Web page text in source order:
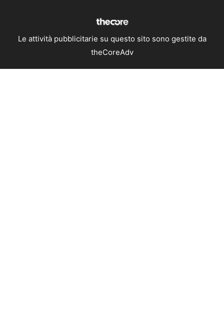
Le attività pubblicitarie su questo sito sono gestite da
theCoreAdv